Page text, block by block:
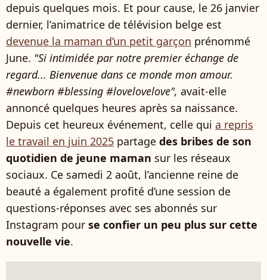
depuis quelques mois. Et pour cause, le 26 janvier
dernier, l’animatrice de télévision belge est
devenue la maman d’un petit garçon prénommé
June. "Si intimidée par notre premier échange de
regard... Bienvenue dans ce monde mon amour.
#newborn #blessing #lovelovelove", avait-elle
annoncé quelques heures après sa naissance.
Depuis cet heureux événement, celle qui a repris
le travail en juin 2025 partage des bribes de son
quotidien de jeune maman sur les réseaux
sociaux. Ce samedi 2 août, l’ancienne reine de
beauté a également profité d’une session de
questions-réponses avec ses abonnés sur
Instagram pour se confier un peu plus sur cette
nouvelle vie.